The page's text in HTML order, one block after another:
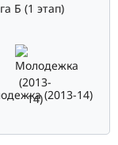
Б (1 этап)
(2013-14)